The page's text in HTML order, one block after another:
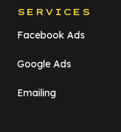
SERVICES
Facebook Ads
Google Ads
Emailing